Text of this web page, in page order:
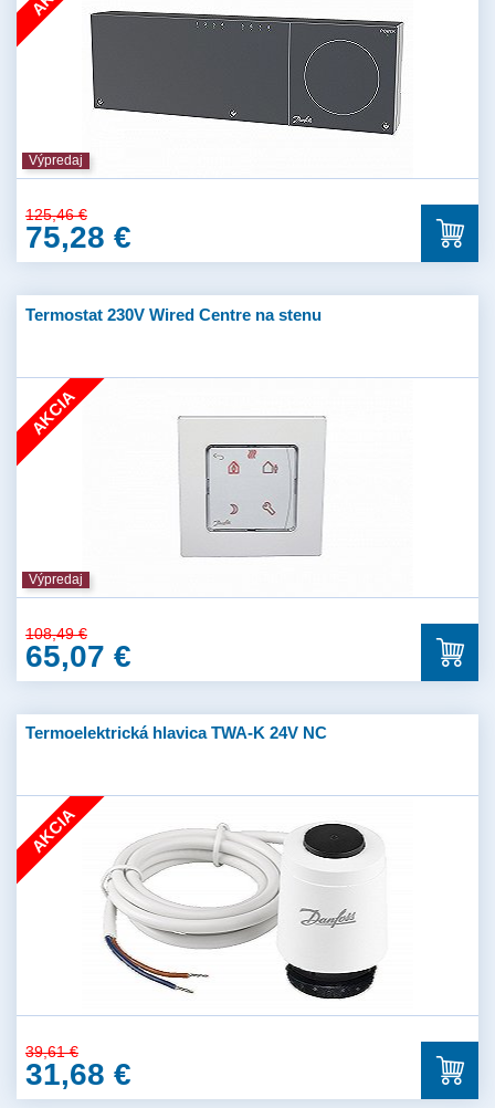
Výpredaj
125,46 €
75,28 €
Termostat 230V Wired Centre na stenu
Výpredaj
AKCIA
108,49 €
65,07 €
Termoelektrická hlavica TWA-K 24V NC
AKCIA
39,61 €
31,68 €